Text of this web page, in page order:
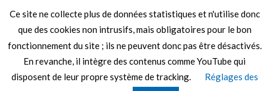
Ce site ne collecte plus de données statistiques et n'utilise donc
que des cookies non intrusifs, mais obligatoires pour le bon
fonctionnement du site ; ils ne peuvent donc pas être désactivés.
En revanche, il intègre des contenus comme YouTube qui
disposent de leur propre système de tracking.
Réglages des